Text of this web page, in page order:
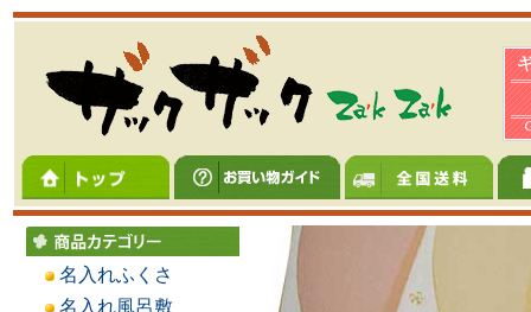
名入れふくさ
名入れ風呂敷